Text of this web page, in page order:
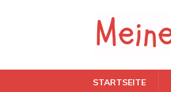
STARTSEITE